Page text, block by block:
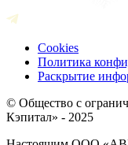
Cookies
Политика
Раскрытие
© Общество с
Кэпитал» - 2025